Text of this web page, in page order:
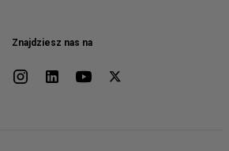
Znajdziesz nas na